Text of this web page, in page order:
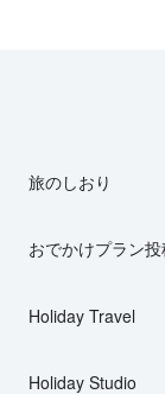
旅のしおり
おでかけプラン
Holiday Travel
Holiday Studio